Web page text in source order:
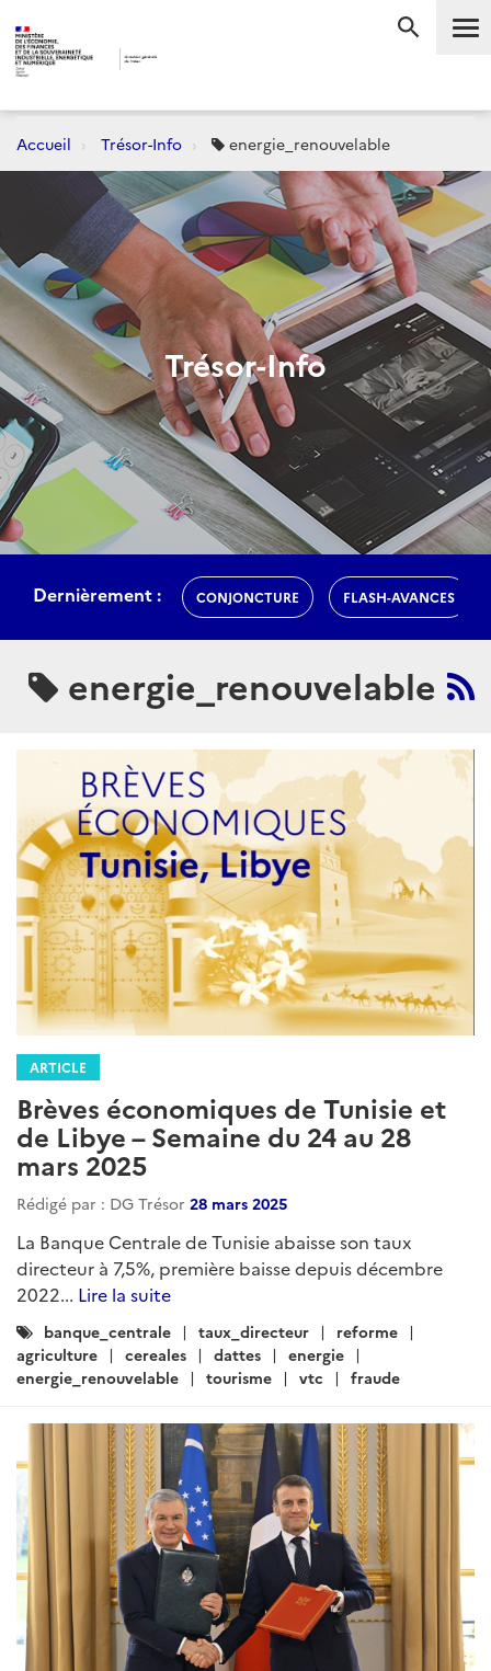
Accueil Trésor-Info energie_renouvelable
Trésor-Info
Dernièrement : CONJONCTURE FLASH-AVANCES
energie_renouvelable
ARTICLE
Brèves économiques de Tunisie et
de Libye – Semaine du 24 au 28
mars 2025
Rédigé par : DG Trésor 28 mars 2025
La Banque Centrale de Tunisie abaisse son taux
directeur à 7,5%, première baisse depuis décembre
2022... Lire la suite
Catégories
:
banque_centrale taux_directeur
reforme
agriculture
cereales dattes
energie
energie_renouvelable
tourisme vtc fraude